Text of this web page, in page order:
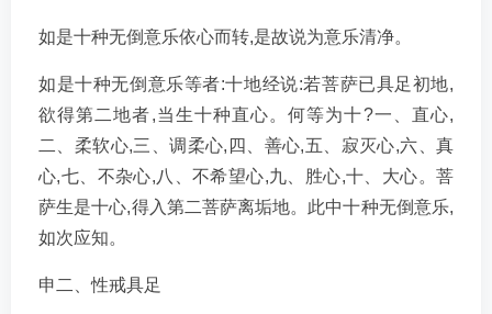
如是十种无倒意乐依心而转,是故说为意乐清净。
如是十种无倒意乐等者:十地经说:若菩萨已具足初地,
欲得第二地者,当生十种直心。何等为十?一、直心,
二、柔软心,三、调柔心,四、善心,五、寂灭心,六、真
心,七、不杂心,八、不希望心,九、胜心,十、大心。菩
萨生是十心,得入第二菩萨离垢地。此中十种无倒意乐,
如次应知。
申二、性戒具足